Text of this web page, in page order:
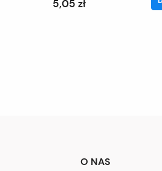
5,05 zł
O NAS